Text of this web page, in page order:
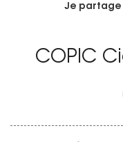
Je partage
COPIC